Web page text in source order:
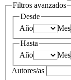
Filtros avanzados
Desde
Año
Mes
Hasta
Año
Mes
Autores/as